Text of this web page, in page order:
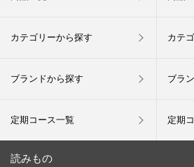
カテゴリーから探す
ブランドから探す
定期コース一覧
カテ
ブラ
定期
読みもの